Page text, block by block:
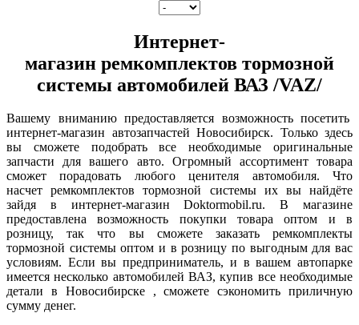
Интернет-
магазин ремкомплектов тормозной
системы автомобилей ВАЗ /VAZ/
Вашему вниманию предоставляется возможность посетить
интернет-магазин автозапчастей Новосибирск. Только здесь
вы сможете подобрать все необходимые оригинальные
запчасти для вашего авто. Огромный ассортимент товара
сможет порадовать любого ценителя автомобиля. Что
насчет ремкомплектов тормозной системы их вы найдёте
зайдя в интернет-магазин Doktormobil.ru. В магазине
предоставлена возможность покупки товара оптом и в
розницу, так что вы сможете заказать ремкомплекты
тормозной системы оптом и в розницу по выгодным для вас
условиям. Если вы предприниматель, и в вашем автопарке
имеется несколько автомобилей ВАЗ, купив все необходимые
детали в Новосибирске , сможете сэкономить приличную
сумму денег.